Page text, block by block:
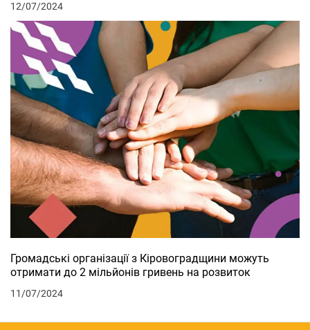
12/07/2024
Громадські організації з Кіровоградщини можуть
отримати до 2 мільйонів гривень на розвиток
11/07/2024